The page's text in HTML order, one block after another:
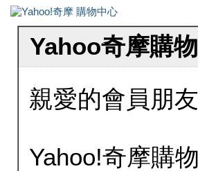
Yahoo奇摩購
親愛的會員朋
Yahoo!奇摩購